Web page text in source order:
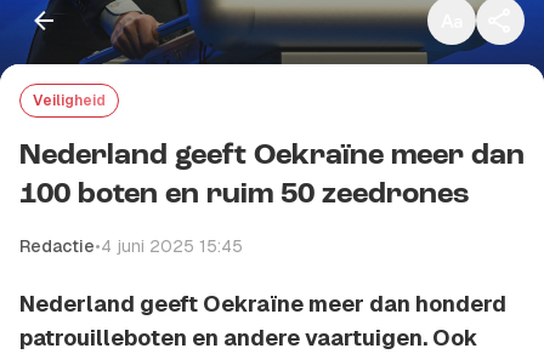
Veiligheid
Nederland geeft Oekraïne meer dan
100 boten en ruim 50 zeedrones
Redactie•4 juni 2025 15:45
Nederland geeft Oekraïne meer dan honderd
patrouilleboten en andere vaartuigen. Ook